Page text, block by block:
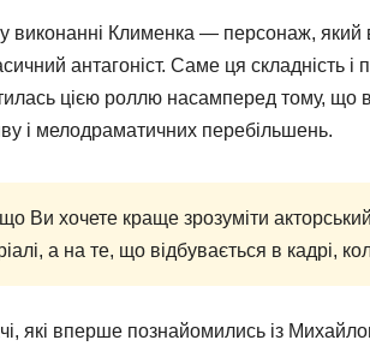
виконанні Клименка — персонаж, який
антагоніст. Саме ця складність
цією роллю насамперед тому, що
і мелодраматичних перебільшень.
Ви хочете краще зрозуміти
а на те, що відбувається в кадрі,
які вперше познайомились із